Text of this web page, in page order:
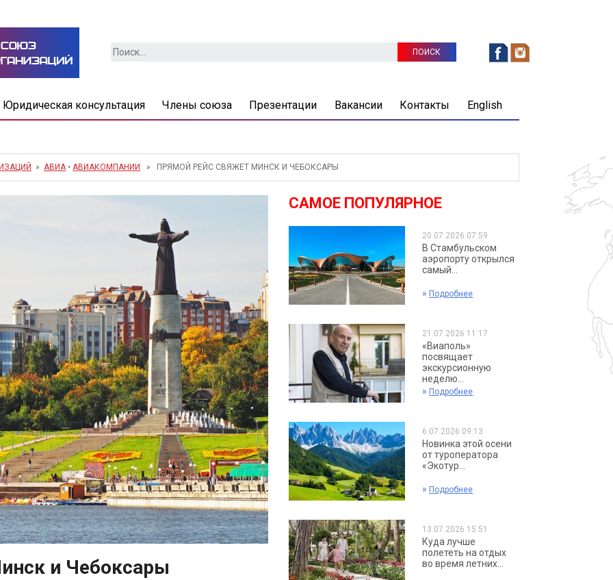
Найти:
Юридическая консультация Члены союза Презентации Вакансии Контакты English
» АВИА• АВИАКОМПАНИИ » ПРЯМОЙ РЕЙС СВЯЖЕТ МИНСК И ЧЕБОКСАРЫ
и Чебоксары
САМОЕ ПОПУЛЯРНОЕ
20.07.2026 07:59
В Стамбульском
аэропорту открылся
самый...
» Подробнее
21.07.2026 11:17
«Виаполь»
посвящает
экскурсионную
неделю...
» Подробнее
6.07.2026 09:13
Новинка этой осени
от туроператора
«Экотур...
» Подробнее
13.07.2026 15:51
Куда лучше
полететь на отдых
во время летних...